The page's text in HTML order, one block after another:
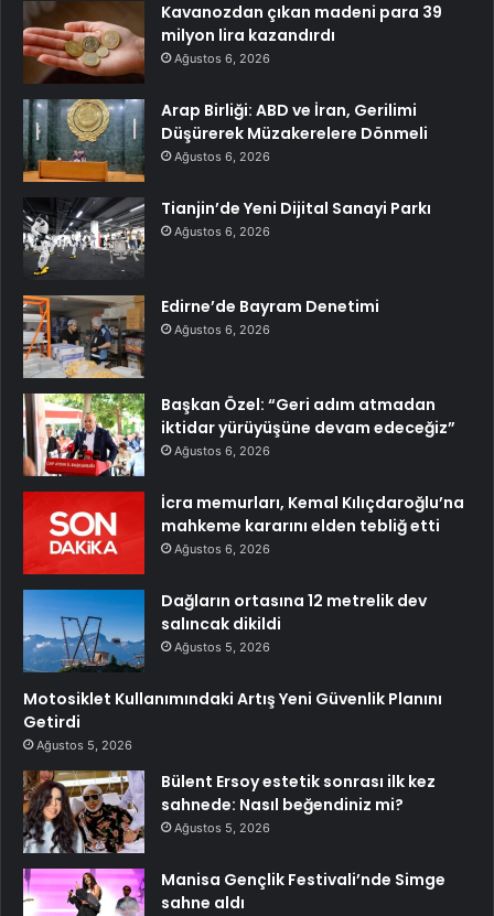
Kavanozdan çıkan madeni para 39
milyon lira kazandırdı
Ağustos 6, 2026
Arap Birliği: ABD ve İran, Gerilimi
Düşürerek Müzakerelere Dönmeli
Ağustos 6, 2026
Tianjin’de Yeni Dijital Sanayi Parkı
Ağustos 6, 2026
Edirne’de Bayram Denetimi
Ağustos 6, 2026
Başkan Özel: “Geri adım atmadan
iktidar yürüyüşüne devam edeceğiz”
Ağustos 6, 2026
İcra memurları, Kemal Kılıçdaroğlu’na
mahkeme kararını elden tebliğ etti
Ağustos 6, 2026
Dağların ortasına 12 metrelik dev
salıncak dikildi
Ağustos 5, 2026
Motosiklet Kullanımındaki Artış Yeni Güvenlik Planını
Getirdi
Ağustos 5, 2026
Bülent Ersoy estetik sonrası ilk kez
sahnede: Nasıl beğendiniz mi?
Ağustos 5, 2026
Manisa Gençlik Festivali’nde Simge
sahne aldı